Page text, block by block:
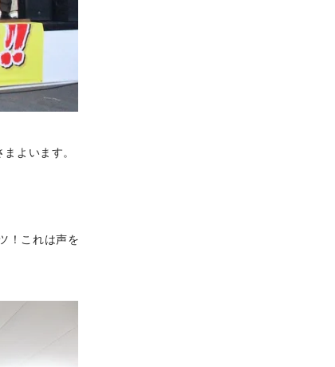
よいます。
！これは声を